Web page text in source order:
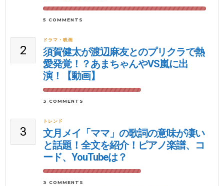
5 COMMENTS
2
ドラマ・映画
須賀健太が渡辺麻友とのプリクラで熱
愛発覚！？あまちゃんやVS嵐に出
演！【動画】
3 COMMENTS
3
トレンド
文月メイ「ママ」の歌詞の意味が凄い
と話題！全文を紹介！ピアノ楽譜、コ
ード、YouTubeは？
3 COMMENTS